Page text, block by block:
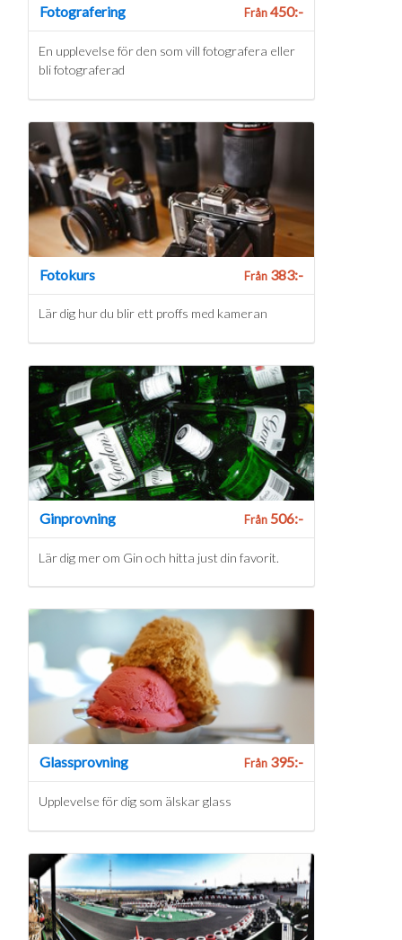
Fotografering Från450:-
En upplevelse för den som vill fotografera eller
bli fotograferad
Fotokurs Från383:-
Lär dig hur du blir ett proffs med kameran
Ginprovning Från506:-
Lär dig mer om Gin och hitta just din favorit.
Glassprovning Från395:-
Upplevelse för dig som älskar glass